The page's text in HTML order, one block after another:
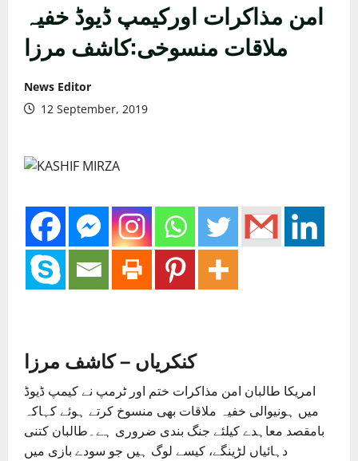
امن مذاکرات اورکیمپ ڈیوڈ خفیہ
ملاقات منسوخی:کاشف مرزا
News Editor
12 September, 2019
کنکریاں – کاشف مرزا
امریکا طالبان امن مذاکرات ختم اور ٹرمپ نے کیمپ ڈیوڈ
میں ہونیوالی خفیہ ملاقات بھی منسوخ کرتے ہوئے کہاکہ
بامقصد معاہدے کیلئے جنگ بندی ضروری ہے۔طالبان کتنی
دہائیاں لڑینگے، کیسے لوگ ہیں جو سودے بازی میں